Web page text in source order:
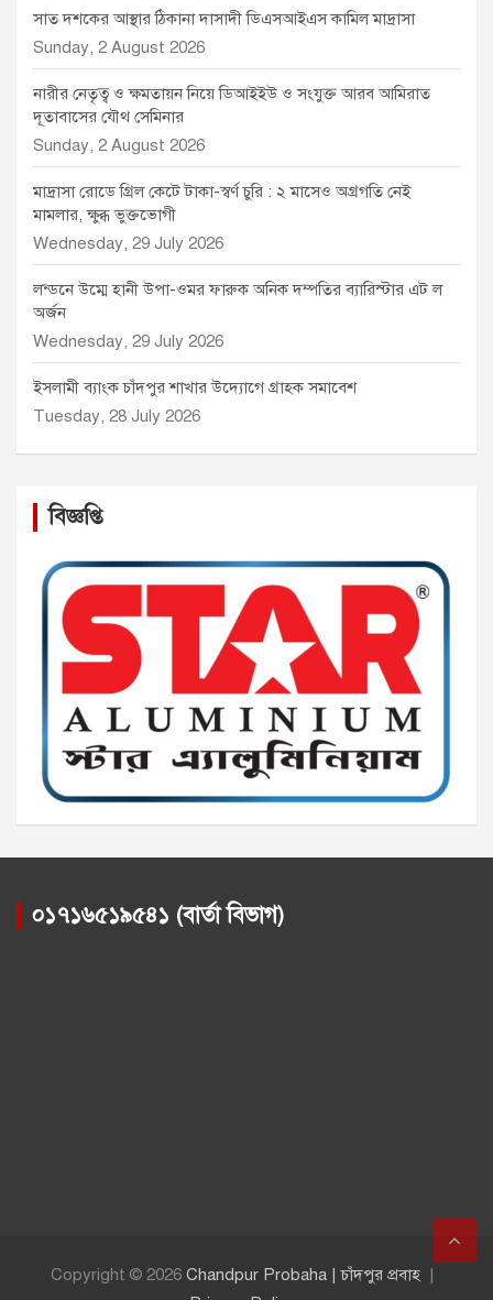
সাত দশকের আস্থার ঠিকানা দাসাদী ডিএসআইএস কামিল মাদ্রাসা
Sunday, 2 August 2026
নারীর নেতৃত্ব ও ক্ষমতায়ন নিয়ে ডিআইইউ ও সংযুক্ত আরব আমিরাত
দূতাবাসের যৌথ সেমিনার
Sunday, 2 August 2026
মাদ্রাসা রোডে গ্রিল কেটে টাকা-স্বর্ণ চুরি : ২ মাসেও অগ্রগতি নেই
মামলার, ক্ষুব্ধ ভুক্তভোগী
Wednesday, 29 July 2026
লন্ডনে উম্মে হানী উপা-ওমর ফারুক অনিক দম্পতির ব্যারিস্টার এট ল
অর্জন
Wednesday, 29 July 2026
ইসলামী ব্যাংক চাঁদপুর শাখার উদ্যোগে গ্রাহক সমাবেশ
Tuesday, 28 July 2026
বিজ্ঞপ্তি
০১৭১৬৫১৯৫৪১ (বার্তা বিভাগ)
Copyright © 2026 Chandpur Probaha | চাঁদপুর প্রবাহ